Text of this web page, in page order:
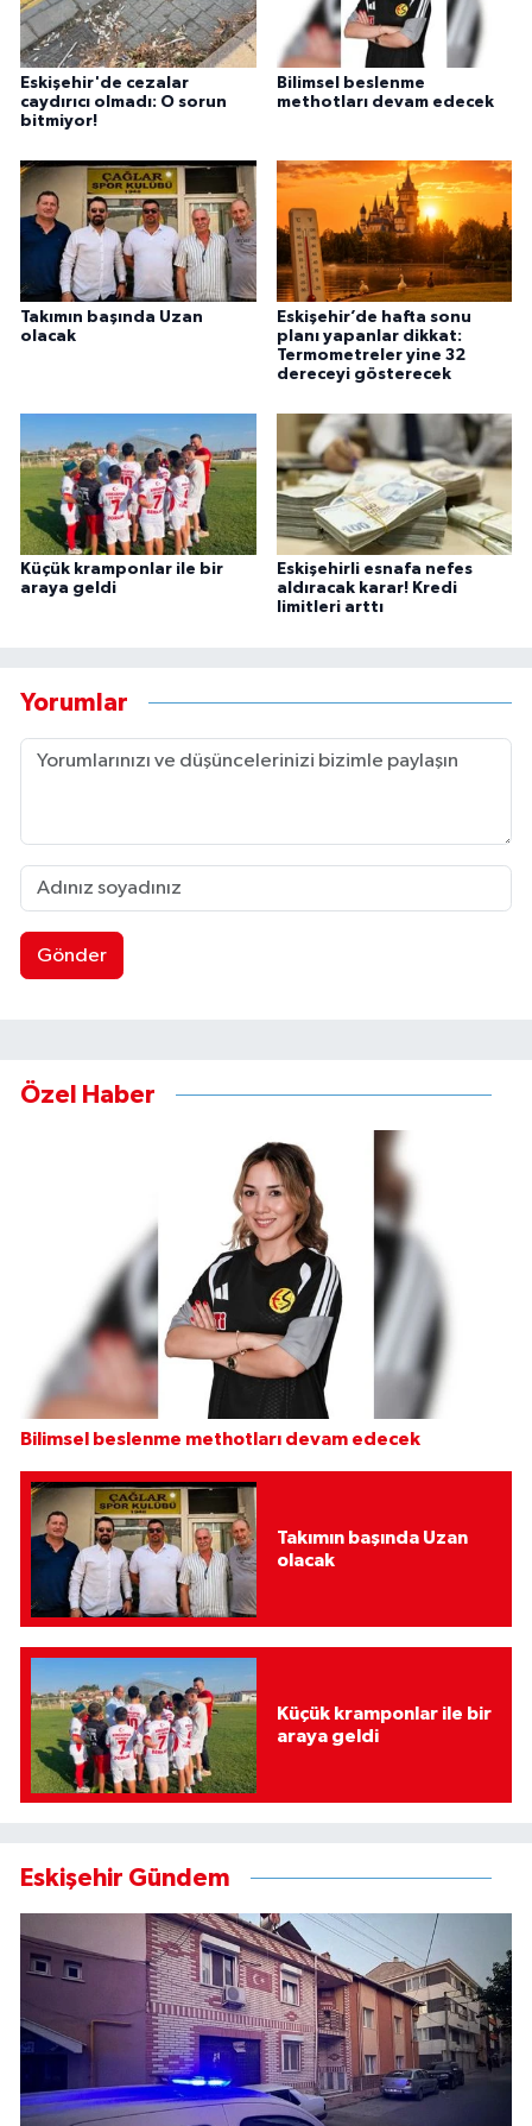
Eskişehir'de cezalar
caydırıcı olmadı: O sorun
bitmiyor!
Bilimsel beslenme
methotları devam edecek
Takımın başında Uzan
olacak
Eskişehir’de hafta sonu
planı yapanlar dikkat:
Termometreler yine 32
dereceyi gösterecek
Küçük kramponlar ile bir
araya geldi
Eskişehirli esnafa nefes
aldıracak karar! Kredi
limitleri arttı
Yorumlar
Gönder
Özel Haber
Bilimsel beslenme methotları devam edecek
Takımın başında Uzan
olacak
Küçük kramponlar ile bir
araya geldi
Eskişehir Gündem